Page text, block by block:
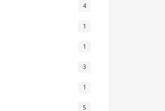
4
1
1
3
1
5